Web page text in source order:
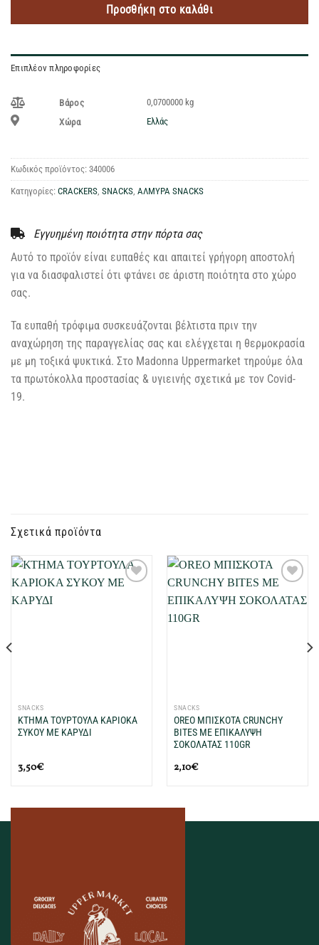
Προσθήκη στο καλάθι
Επιπλέον πληροφορίες
Βάρος
0,0700000 kg
Χώρα
Ελλάς
Κωδικός προϊόντος: 340006
Κατηγορίες: CRACKERS, SNACKS, ΑΛΜΥΡΑ SNACKS
Εγγυημένη ποιότητα στην πόρτα σας
Αυτό το προϊόν είναι ευπαθές και απαιτεί γρήγορη αποστολή
για να διασφαλιστεί ότι φτάνει σε άριστη ποιότητα στο χώρο
σας.
Τα ευπαθή τρόφιμα συσκευάζονται βέλτιστα πριν την
αναχώρηση της παραγγελίας σας και ελέγχεται η θερμοκρασία
με μη τοξικά ψυκτικά. Στο Madonna Uppermarket τηρούμε όλα
τα πρωτόκολλα προστασίας & υγιεινής σχετικά με τον Covid-
19.
Σχετικά προϊόντα
SNACKS
ΚΤΗΜΑ ΤΟΥΡΤΟΥΛΑ ΚΑΡΙΟΚΑ
ΣΥΚΟΥ ΜΕ ΚΑΡΥΔΙ
3,50€
στη Λίστα
SNACKS
OREO ΜΠΙΣΚΟΤΑ CRUNCHY
BITES ΜΕ ΕΠΙΚΑΛΥΨΗ
ΣΟΚΟΛΑΤΑΣ 110GR
2,10€